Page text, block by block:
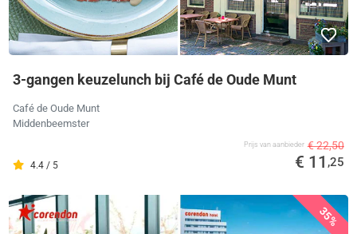
3-gangen keuzelunch bij Café de Oude Munt
Café de Oude Munt
Middenbeemster
4.4 / 5
Prijs van aanbieder € 22,50
€ 11 ,25
35%